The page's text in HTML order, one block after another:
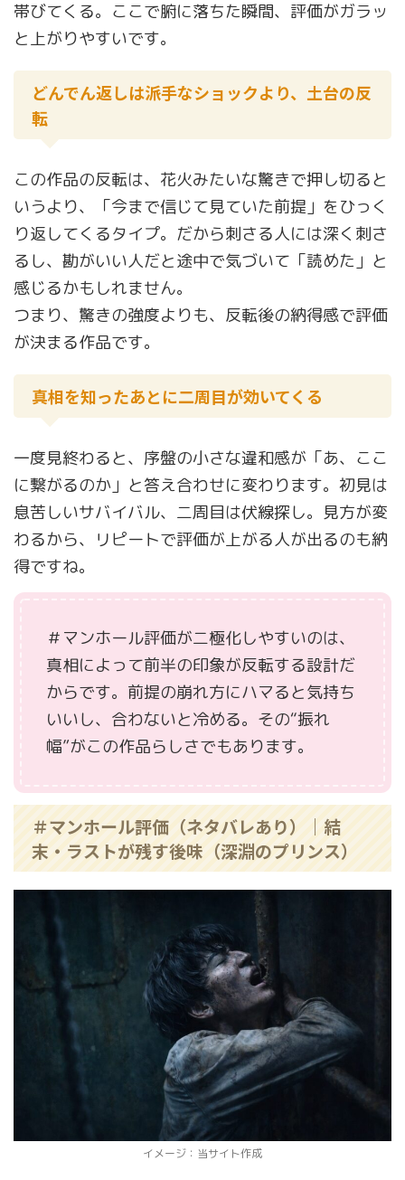
帯びてくる。ここで腑に落ちた瞬間、評価がガラッ
と上がりやすいです。
どんでん返しは派手なショックより、土台の反
転
この作品の反転は、花火みたいな驚きで押し切ると
いうより、「今まで信じて見ていた前提」をひっく
り返してくるタイプ。だから刺さる人には深く刺さ
るし、勘がいい人だと途中で気づいて「読めた」と
感じるかもしれません。
つまり、驚きの強度よりも、反転後の納得感で評価
が決まる作品です。
真相を知ったあとに二周目が効いてくる
一度見終わると、序盤の小さな違和感が「あ、ここ
に繋がるのか」と答え合わせに変わります。初見は
息苦しいサバイバル、二周目は伏線探し。見方が変
わるから、リピートで評価が上がる人が出るのも納
得ですね。
＃マンホール評価が二極化しやすいのは、
真相によって前半の印象が反転する設計だ
からです。前提の崩れ方にハマると気持ち
いいし、合わないと冷める。その“振れ
幅”がこの作品らしさでもあります。
＃マンホール評価（ネタバレあり）｜結
末・ラストが残す後味（深淵のプリンス）
イメージ：当サイト作成